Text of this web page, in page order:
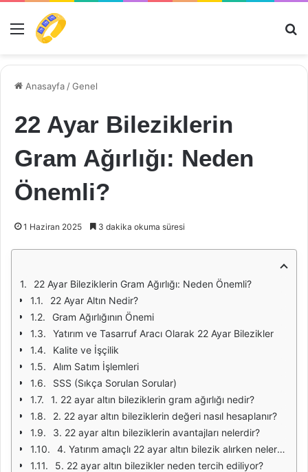
Menü
Anasayfa /Genel
22 Ayar Bileziklerin
Gram Ağırlığı: Neden
Önemli?
1 Haziran 2025 3 dakika okuma süresi
22 Ayar Bileziklerin Gram Ağırlığı: Neden Önemli?
22 Ayar Altın Nedir?
Gram Ağırlığının Önemi
Yatırım ve Tasarruf Aracı Olarak 22 Ayar Bilezikler
Kalite ve İşçilik
Alım Satım İşlemleri
SSS (Sıkça Sorulan Sorular)
1. 22 ayar altın bileziklerin gram ağırlığı nedir?
2. 22 ayar altın bileziklerin değeri nasıl hesaplanır?
3. 22 ayar altın bileziklerin avantajları nelerdir?
4. Yatırım amaçlı 22 ayar altın bilezik alırken nelere dikkat etmeliyim?
5. 22 ayar altın bilezikler neden tercih ediliyor?